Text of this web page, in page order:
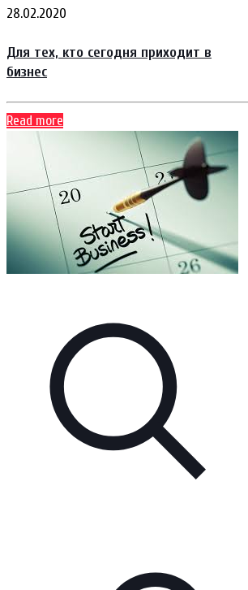
28.02.2020
Для тех, кто сегодня приходит в
бизнес
Read more